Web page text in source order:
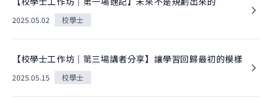
2025.05.02 校學士
【校學士工作坊｜第三場講者分享】讓學習回歸最初的模樣
2025.05.15 校學士